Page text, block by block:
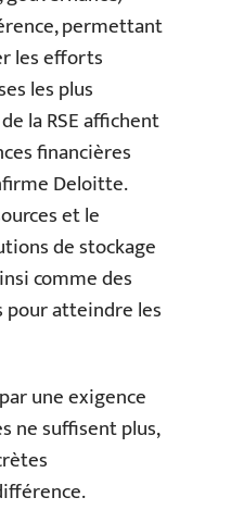
permettant
les efforts
les plus
la RSE affichent
financières
Deloitte.
et le
de stockage
comme des
pour atteindre les
une exigence
ne suffisent plus,